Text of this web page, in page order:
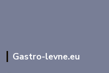
Gastro-levne.eu